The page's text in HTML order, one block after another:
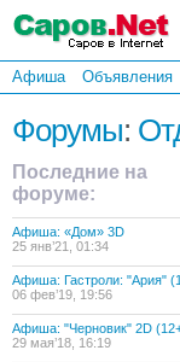
Афиша Объявления
Форумы:
Последние на
форуме:
Афиша: «Дом» 3D
25 янв’21, 01:34
Афиша: Гастроли: "Ария"
06 фев’19, 19:56
Афиша: "Черновик" 2D
29 мая’18, 16:19